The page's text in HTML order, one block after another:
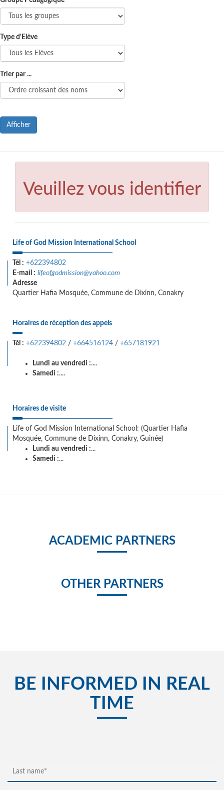
Type d'Elève
Trier par ...
Afficher
Veuillez vous identifier
Life of God Mission International School
Tél : +622394802
E-mail : lifeofgodmission@yahoo.com
Adresse
Quartier Hafia Mosquée, Commune de Dixinn, Conakry
Horaires de réception des appels
Tél : +622394802 / +664516124 / +657181921
Lundi au vendredi :....
Samedi :....
Horaires de visite
Life of God Mission International School: (Quartier Hafia
Mosquée, Commune de Dixinn, Conakry, Guinée)
Lundi au vendredi :...
Samedi :...
ACADEMIC PARTNERS
OTHER PARTNERS
BE INFORMED IN REAL
TIME